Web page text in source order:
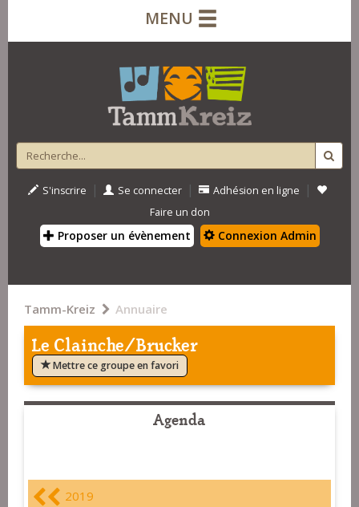
MENU
S'inscrire | Se connecter | Adhésion en ligne |
Faire un don
Proposer un évènement Connexion Admin
Tamm-Kreiz Annuaire
Le Clainche/Brucker
Mettre ce groupe en favori
Agenda
2019